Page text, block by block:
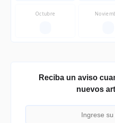
Octubre
Reciba un aviso
nuevos